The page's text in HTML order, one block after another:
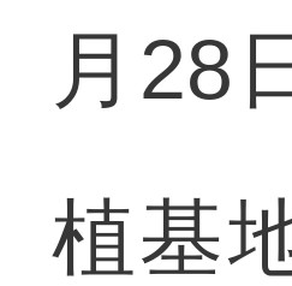
月28
植基